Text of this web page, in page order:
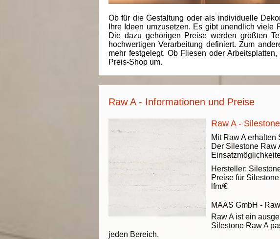
Ob für die Gestaltung oder als individuelle
Ihre Ideen umzusetzen. Es gibt unendlich
Die dazu gehörigen Preise werden größten
hochwertigen Verarbeitung definiert. Zum
mehr festgelegt. Ob Fliesen oder
Preis-Shop um.
Raw A - Informationen und Preise
Raw A - Silestone
Mit Raw A
Der Silestone Raw
Hersteller:
Preise für
lfm/€
MAAS GmbH -
Raw A ist ein
Silestone Raw A
jeden Bereich.